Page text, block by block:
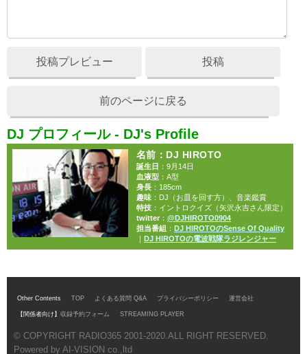
投稿プレビュー 投稿
前のページに戻る
DJ プロフィール - DJ's Profile
名前 ：DJ HIROTO
誕生日 ：9月14日
血液型：A型
身長：185cm
趣味：DJ（お皿を回す方）、音楽鑑賞
特技：イントロクイズ（矢沢永吉さん限定）
twitter： @DJHIROTO0904
担当番組 ： DJ HIROTOのSense Of Quality
DJ HIROTOの電波戦隊ラジレンジャー
Other Contents TOP よくある質問 Q&A プライバシーポリシー 運営会社
【関係者向け】 収録予約フォーム STREAMING PLAYER
© COPYRIGHT RADIO365 2001-2020.ALL RIGHT RESERVED.
Powered by AI-VISION co.,ltd